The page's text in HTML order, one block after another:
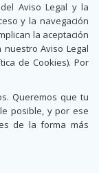
Aviso Legal y la
y la navegación
la aceptación
Aviso Legal
de Cookies). Por
Queremos que tu
posible, y por ese
de la forma más